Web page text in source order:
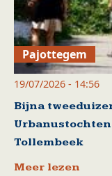
Pajottegem
19/07/2026 - 14:56
Bijna
Tollembeek
Meer lezen